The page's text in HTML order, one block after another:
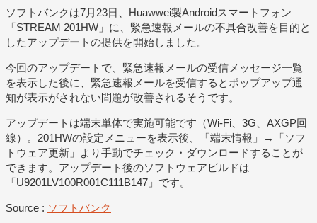
ソフトバンクは7月23日、Huawwei製Androidスマートフォン
「STREAM 201HW」に、緊急速報メールの不具合改善を目的と
したアップデートの提供を開始しました。
今回のアップデートで、緊急速報メールの受信メッセージ一覧
を表示した後に、緊急速報メールを受信するとポップアップ通
知が表示がされない問題が改善されるそうです。
アップデートは端末単体で実施可能です（Wi-Fi、3G、AXGP回
線）。201HWの設定メニューを表示後、「端末情報」→「ソフ
トウェア更新」より手動でチェック・ダウンロードすることが
できます。アップデート後のソフトウェアビルドは
「U9201LV100R001C111B147」です。
Source : ソフトバンク